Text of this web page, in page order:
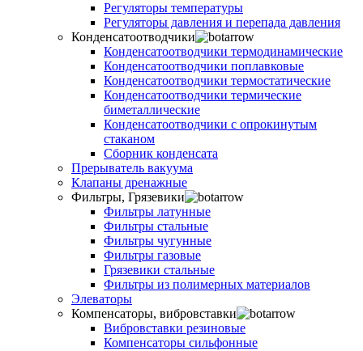
Регуляторы температуры
Регуляторы давления и перепада давления
Конденсатоотводчики
Конденсатоотводчики термодинамические
Конденсатоотводчики поплавковые
Конденсатоотводчики термостатические
Конденсатоотводчики термические
биметаллические
Конденсатоотводчики с опрокинутым
стаканом
Сборник конденсата
Прерыватель вакуума
Клапаны дренажные
Фильтры, Грязевики
Фильтры латунные
Фильтры стальные
Фильтры чугунные
Фильтры газовые
Грязевики стальные
Фильтры из полимерных материалов
Элеваторы
Компенсаторы, вибровставки
Вибровставки резиновые
Компенсаторы сильфонные